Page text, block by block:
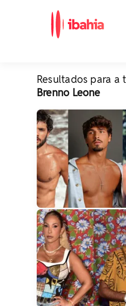
Resultados para a
Brenno Leone